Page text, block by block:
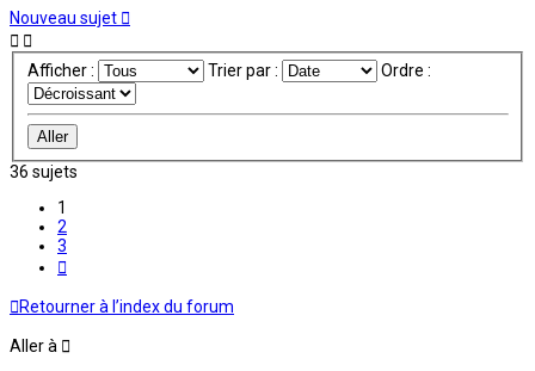
Nouveau sujet
Afficher : Trier par : Ordre :
36 sujets
1
2
3
Retourner à l’index du forum
Aller à